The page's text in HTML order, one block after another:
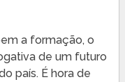
a formação, o
de um futuro
país. É hora de